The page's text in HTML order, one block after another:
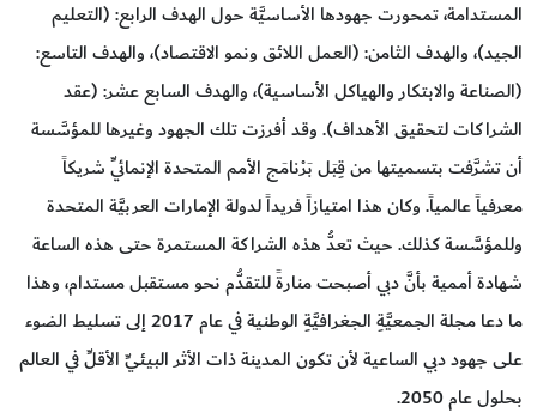
المستدامة، تمحورت جهودها الأساسيَّة حول الهدف الرابع: (التعليم
الجيد)، والهدف الثامن: (العمل اللائق ونمو الاقتصاد)، والهدف التاسع:
(الصناعة والابتكار والهياكل الأساسية)، والهدف السابع عشر: (عقد
الشراكات لتحقيق الأهداف). وقد أفرزت تلك الجهود وغيرها للمؤسَّسة
أن تشرَّفت بتسميتها من قِبَل بَرْنامَج الأمم المتحدة الإنمائيِّ شريكاً
معرفياً عالمياً. وكان هذا امتيازاً فريداً لدولة الإمارات العربيَّة المتحدة
وللمؤسَّسة كذلك. حيث تعدُّ هذه الشراكة المستمرة حتى هذه الساعة
شهادة أممية بأنَّ دبي أصبحت منارةً للتقدُّم نحو مستقبل مستدام، وهذا
ما دعا مجلة الجمعيَّةِ الجغرافيَّةِ الوطنية في عام 2017 إلى تسليط الضوء
على جهود دبي الساعية لأن تكون المدينة ذات الأثر البيئيِّ الأقلِّ في العالم
بحلول عام 2050.